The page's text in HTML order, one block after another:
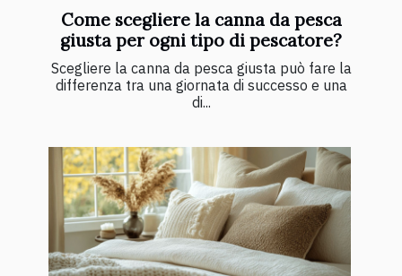
Come scegliere la canna da pesca
giusta per ogni tipo di pescatore?
Scegliere la canna da pesca giusta può fare la
differenza tra una giornata di successo e una
di...